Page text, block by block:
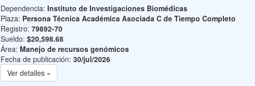
Dependencia: Instituto de Investigaciones Biomédicas
Plaza: Persona Técnica Académica Asociada C de Tiempo Completo
Registro: 79892-70
Sueldo: $20,598.68
Área: Manejo de recursos genómicos
Fecha de publicación: 30/jul/2026
Ver detalles »